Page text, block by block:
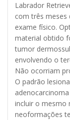
Labrador
com três meses
exame físico.
material obtido
tumor
envolvendo o
Não ocorriam
O padrão
incluir o mesmo
neoformações